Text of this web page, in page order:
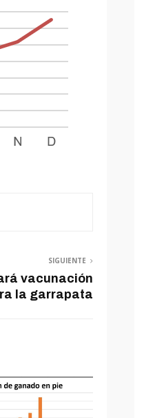
SIGUIENTE
vacunación
la garrapata